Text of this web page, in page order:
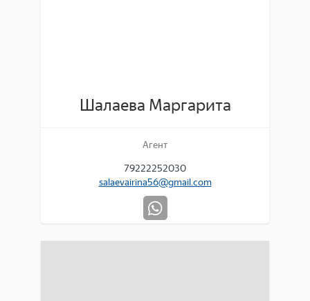
Шалаева Маргарита
Агент
79222252030
salaevairina56@gmail.com